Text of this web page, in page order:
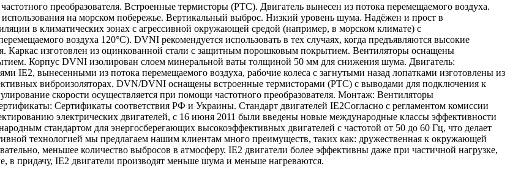
преобразователя. Встроенные термисторы (PTC). Двигатель вынесен из потока перемещаемого воздуха.
на морском побережье. Вертикальный выброс. Низкий уровень шума. Надёжен и прост в
в климатических зонах с агрессивной окружающей средой (например, в морском климате) с
воздуха 120°С). DVNI рекомендуется использовать в тех случаях, когда предъявляются высокие
изготовлен из оцинкованной стали с защитным порошковым покрытием. Вентиляторы оснащены
Корпус DVNI изолирован слоем минеральной ваты толщиной 50 мм для снижения шума. Двигатель:
IE2, вынесенными из потока перемещаемого воздуха, рабочие колеса с загнутыми назад лопатками изготовлены из
виброизоляторах. DVN/DVNI оснащены встроенные термисторами (PTC) с выводами для подключения к
скорости осуществляется при помощи частотного преобразователя. Монтаж: Вентиляторы
Сертификаты соответствия РФ и Украины. Стандарт двигателей IE2Согласно с регламентом комиссии
электрических двигателей, с 16 июня 2011 были введены новые международные классы эффективности
стандартом для энергосберегающих высокоэффективных двигателей с частотой от 50 до 60 Гц, что делает
технологией мы предлагаем нашим клиентам много преимуществ, таких как: дружественная к окружающей
меньшее количество выбросов в атмосферу. IE2 двигатели более эффективны даже при частичной нагрузке,
в придачу, IE2 двигатели производят меньше шума и меньше нагреваются.